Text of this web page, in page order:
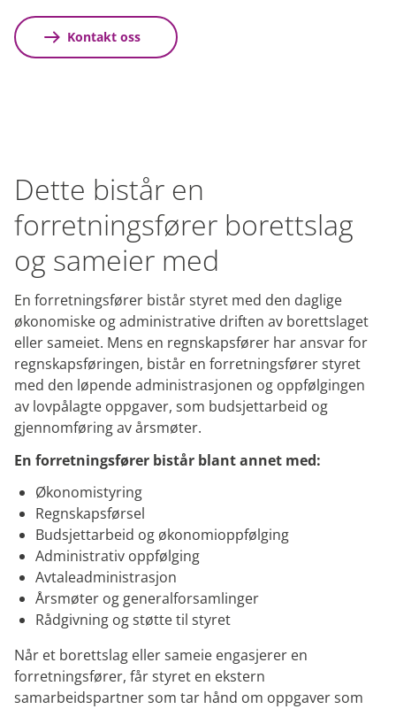
Kontakt oss
Dette bistår en
forretningsfører borettslag
og sameier med
En forretningsfører bistår styret med den daglige
økonomiske og administrative driften av borettslaget
eller sameiet. Mens en regnskapsfører har ansvar for
regnskapsføringen, bistår en forretningsfører styret
med den løpende administrasjonen og oppfølgingen
av lovpålagte oppgaver, som budsjettarbeid og
gjennomføring av årsmøter.
En forretningsfører bistår blant annet med:
Økonomistyring
Regnskapsførsel
Budsjettarbeid og økonomioppfølging
Administrativ oppfølging
Avtaleadministrasjon
Årsmøter og generalforsamlinger
Rådgivning og støtte til styret
Når et borettslag eller sameie engasjerer en
forretningsfører, får styret en ekstern
samarbeidspartner som tar hånd om oppgaver som